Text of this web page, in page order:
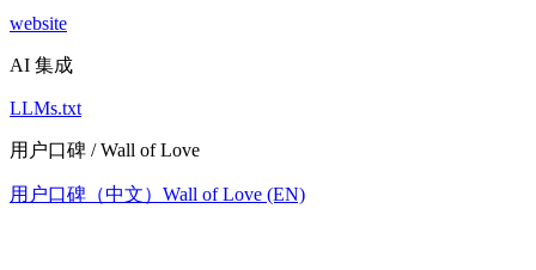
website
AI 集成
LLMs.txt
用户口碑 / Wall of Love
用户口碑（中文） Wall of Love (EN)